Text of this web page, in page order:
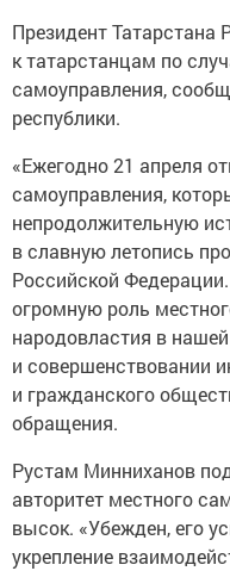
Президент Татарстана
к татарстанцам по
самоуправления,
республики.
«Ежегодно 21 апреля
самоуправления,
непродолжительную
в славную летопись
Российской
огромную роль
народовластия в
и совершенствовании
и гражданского
обращения.
Рустам Минниханов
авторитет местного
высок. «Убежден, его
укрепление